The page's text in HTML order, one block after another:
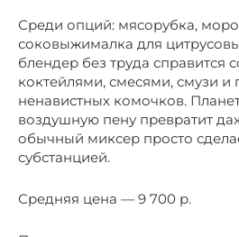
Среди опций: мясорубка,
соковыжималка для
блендер без труда справится
коктейлями, смесями, смузи и
ненавистных комочков.
воздушную пену превратит
обычный миксер просто
субстанцией.
Средняя цена — 9 700 р.